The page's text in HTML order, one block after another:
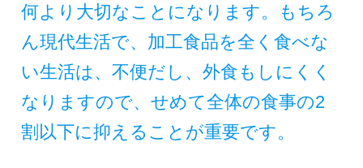
何より大切なことになります。もちろ
ん現代生活で、加工食品を全く食べな
い生活は、不便だし、外食もしにくく
なりますので、せめて全体の食事の2
割以下に抑えることが重要です。